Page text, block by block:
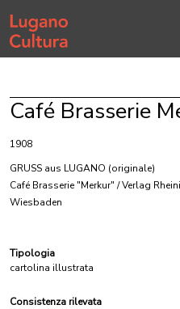
Home page
Café Brasserie
1908
GRUSS aus LUGANO (originale)
Café Brasserie "Merkur" / Verlag
Wiesbaden
Tipologia
cartolina illustrata
Consistenza rilevata